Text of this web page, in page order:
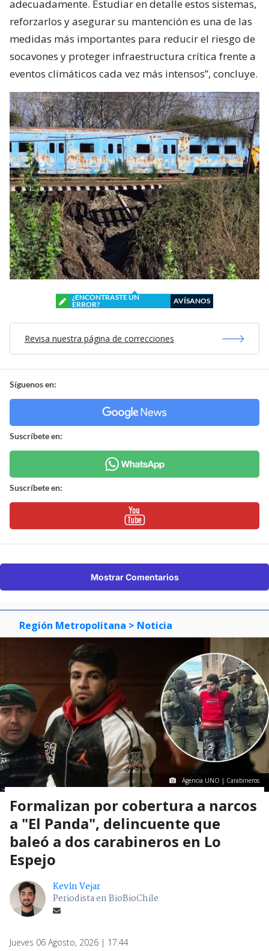
adecuadamente. Estudiar en detalle estos sistemas,
reforzarlos y asegurar su mantención es una de las
medidas más importantes para reducir el riesgo de
socavones y proteger infraestructura crítica frente a
eventos climáticos cada vez más intensos”, concluye.
¿ENCONTRASTE UN
ERROR?
AVÍSANOS
Revisa nuestra página de correcciones
Síguenos en:
Suscríbete en:
Suscríbete en:
Mostrar Comentarios
Región Metropolitana > Noticia
Agencia UNO | Carabineros
Formalizan por cobertura a narcos
a "El Panda", delincuente que
baleó a dos carabineros en Lo
Espejo
Kevin Vejar
Periodista en BioBioChile
Jueves 06 Agosto, 2026 | 17:44